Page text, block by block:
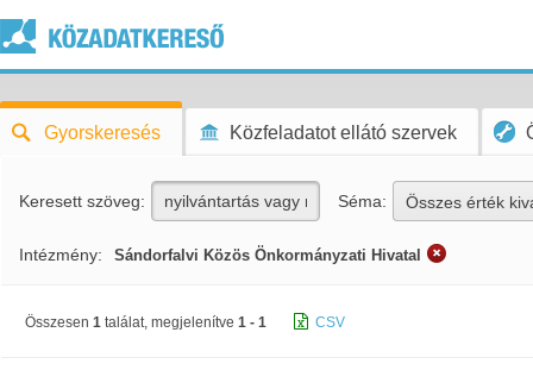
Gyorskeresés Közfeladatot ellátó szervek
Keresett szöveg: Séma: Összes érték
Intézmény: Sándorfalvi Közös Önkormányzati Hivatal
Összesen 1 találat, megjelenítve 1 - 1 CSV